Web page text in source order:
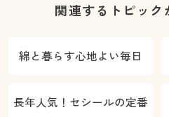
関連するトピック
綿と暮らす心地よい毎日
長年人気！セシールの定番